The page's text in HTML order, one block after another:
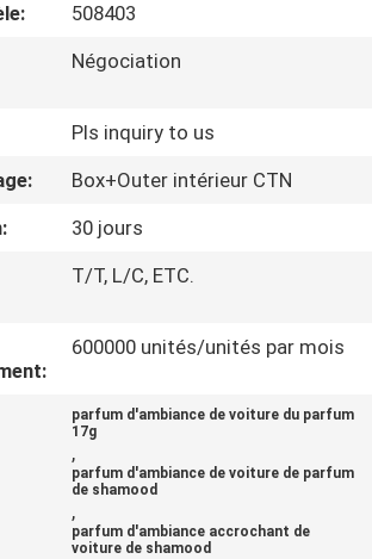
508403
Négociation
Pls inquiry to us
Box+Outer intérieur CTN
30 jours
T/T, L/C, ETC.
600000 unités/unités par mois
parfum d'ambiance de voiture du parfum
17g
,
parfum d'ambiance de voiture de parfum
de shamood
,
parfum d'ambiance accrochant de
voiture de shamood